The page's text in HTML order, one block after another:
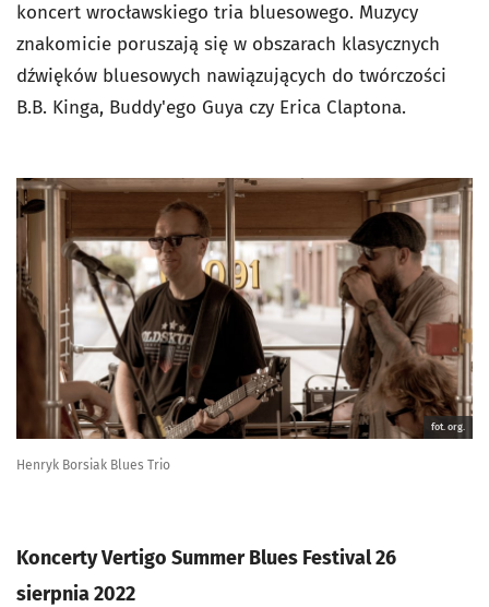
koncert wrocławskiego tria bluesowego. Muzycy
znakomicie poruszają się w obszarach klasycznych
dźwięków bluesowych nawiązujących do twórczości
B.B. Kinga, Buddy'ego Guya czy Erica Claptona.
fot. org.
Henryk Borsiak Blues Trio
Koncerty Vertigo Summer Blues Festival 26
sierpnia 2022